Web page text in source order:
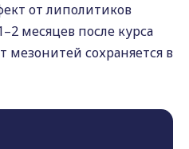
от липолитиков
месяцев после курса
мезонитей сохраняется в